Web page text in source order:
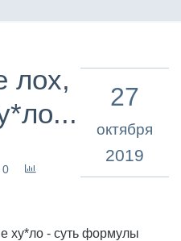
лох,
0
27
октября
2019
ху*ло - суть формулы